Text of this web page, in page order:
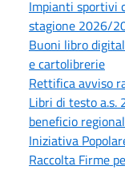
Impianti sportivi
stagione 2026/
Buoni libro
e cartolibrerie
Rettifica avviso
Libri di testo a.s.
beneficio
Iniziativa
Raccolta Firme